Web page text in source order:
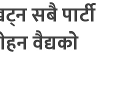
सबै पार्टी
वैद्यकाे